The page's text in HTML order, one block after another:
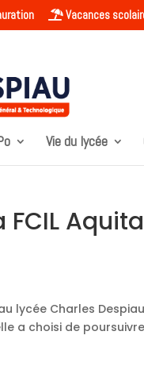
Vacances
Vie du lycée
lycée Charles
a choisi de